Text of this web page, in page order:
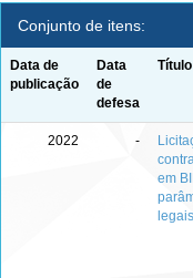
Conjunto de itens:
Data de
publicação
Data
de
defesa
Título
2022 -
em
legais